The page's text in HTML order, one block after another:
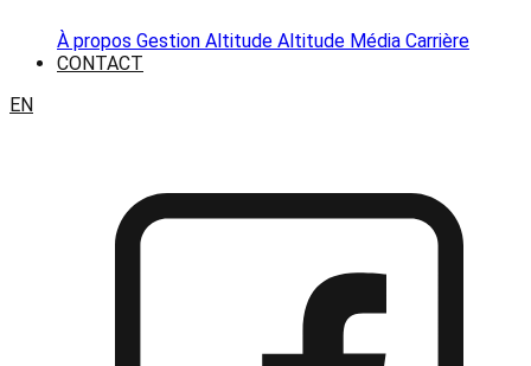
À propos Gestion Altitude Altitude Média Carrière
CONTACT
EN